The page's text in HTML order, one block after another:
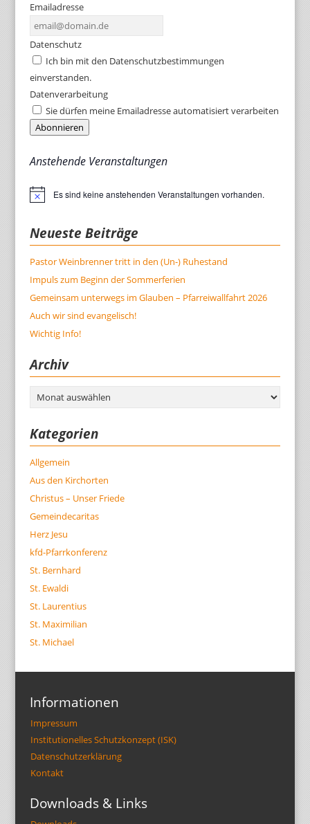
Emailadresse
Datenschutz
Ich bin mit den Datenschutzbestimmungen
einverstanden.
Datenverarbeitung
Sie dürfen meine Emailadresse automatisiert verarbeiten
Abonnieren
Anstehende Veranstaltungen
HinweisEs sind keine anstehenden Veranstaltungen vorhanden.
Neueste Beiträge
Pastor Weinbrenner tritt in den (Un-) Ruhestand
Impuls zum Beginn der Sommerferien
Gemeinsam unterwegs im Glauben – Pfarreiwallfahrt 2026
Auch wir sind evangelisch!
Wichtig Info!
Archiv
Archiv
Kategorien
Allgemein
Aus den Kirchorten
Christus – Unser Friede
Gemeindecaritas
Herz Jesu
kfd-Pfarrkonferenz
St. Bernhard
St. Ewaldi
St. Laurentius
St. Maximilian
St. Michael
Informationen
Impressum
Institutionelles Schutzkonzept (ISK)
Datenschutzerklärung
Kontakt
Downloads & Links